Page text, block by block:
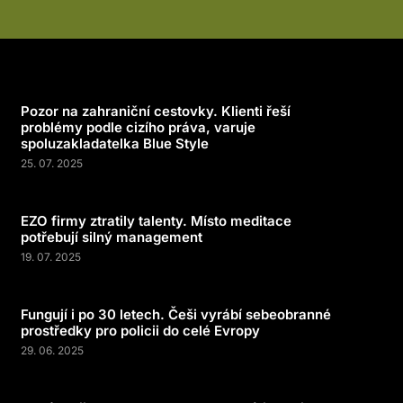
Pozor na zahraniční cestovky. Klienti řeší
problémy podle cizího práva, varuje
spoluzakladatelka Blue Style
25. 07. 2025
EZO firmy ztratily talenty. Místo meditace
potřebují silný management
19. 07. 2025
Fungují i po 30 letech. Češi vyrábí sebeobranné
prostředky pro policii do celé Evropy
29. 06. 2025